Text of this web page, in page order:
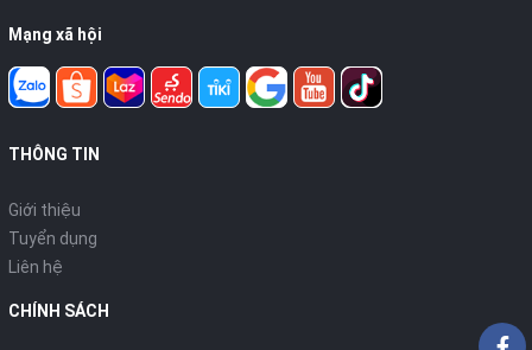
Mạng xã hội
THÔNG TIN
Giới thiệu
Tuyển dụng
Liên hệ
CHÍNH SÁCH